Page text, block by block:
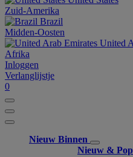
Zuid-Amerika
Brazil
Midden-Oosten
United
Afrika
Inloggen
Verlanglijstje
0
Nieuw Binnen
Nieuw &